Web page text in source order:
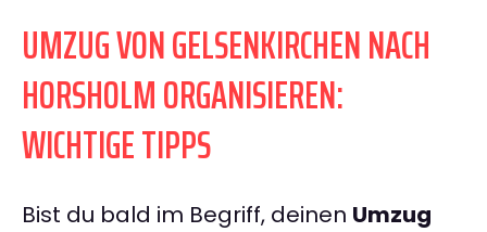
UMZUG VON GELSENKIRCHEN NACH
HORSHOLM ORGANISIEREN:
WICHTIGE TIPPS
Bist du bald im Begriff, deinen Umzug